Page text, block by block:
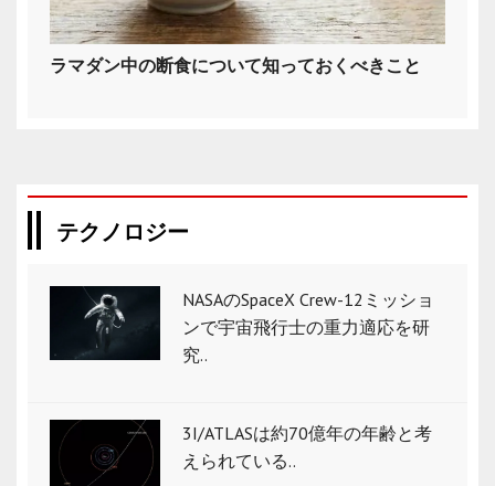
ラマダン中の断食について知っておくべきこと
テクノロジー
NASAのSpaceX Crew-12ミッショ
ンで宇宙飛行士の重力適応を研
究..
3I/ATLASは約70億年の年齢と考
えられている..